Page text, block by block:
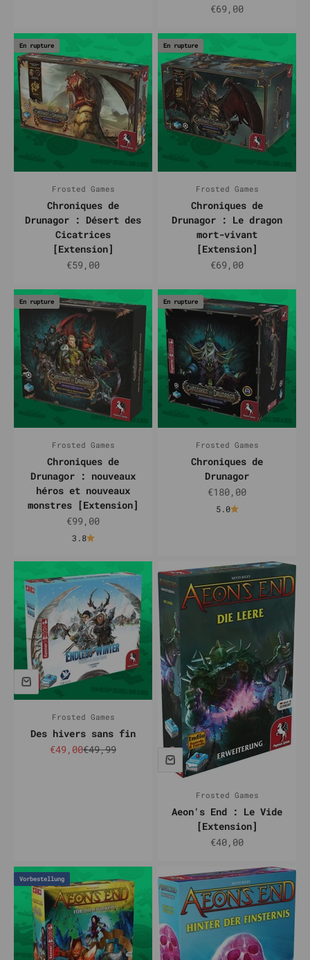
Prix de vente
€69,00
En rupture
Frosted Games
Chroniques de
Drunagor : Désert des
Cicatrices
[Extension]
Prix de vente
€59,00
En rupture
Frosted Games
Chroniques de
Drunagor : Le dragon
mort-vivant
[Extension]
Prix de vente
€69,00
En rupture
Frosted Games
Chroniques de
Drunagor : nouveaux
héros et nouveaux
monstres [Extension]
Prix de vente
€99,00
3.8
En rupture
Frosted Games
Chroniques de
Drunagor
Prix de vente
€180,00
5.0
Frosted Games
Des hivers sans fin
Prix de vente
€49,00Prix normal
€49,99
Frosted Games
Aeon's End : Le Vide
[Extension]
Prix de vente
€40,00
Vorbestellung